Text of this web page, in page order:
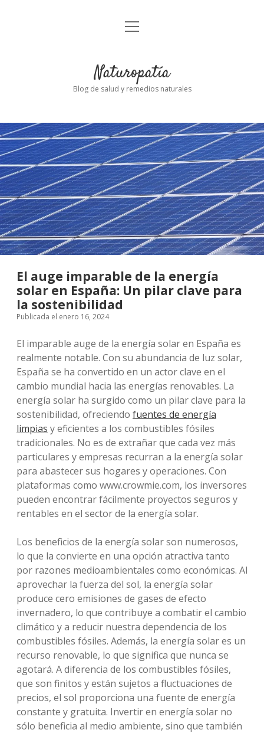
Inicio
abrir
Naturopatía
Blog de salud y remedios naturales
El auge imparable de la energía
solar en España: Un pilar clave para
la sostenibilidad
Publicada el enero 16, 2024
El imparable auge de la energía solar en España es
realmente notable. Con su abundancia de luz solar,
España se ha convertido en un actor clave en el
cambio mundial hacia las energías renovables. La
energía solar ha surgido como un pilar clave para la
sostenibilidad, ofreciendo fuentes de energía
limpias y eficientes a los combustibles fósiles
tradicionales. No es de extrañar que cada vez más
particulares y empresas recurran a la energía solar
para abastecer sus hogares y operaciones. Con
plataformas como www.crowmie.com, los inversores
pueden encontrar fácilmente proyectos seguros y
rentables en el sector de la energía solar.
Los beneficios de la energía solar son numerosos,
lo que la convierte en una opción atractiva tanto
por razones medioambientales como económicas. Al
aprovechar la fuerza del sol, la energía solar
produce cero emisiones de gases de efecto
invernadero, lo que contribuye a combatir el cambio
climático y a reducir nuestra dependencia de los
combustibles fósiles. Además, la energía solar es un
recurso renovable, lo que significa que nunca se
agotará. A diferencia de los combustibles fósiles,
que son finitos y están sujetos a fluctuaciones de
precios, el sol proporciona una fuente de energía
constante y gratuita. Invertir en energía solar no
sólo beneficia al medio ambiente, sino que también